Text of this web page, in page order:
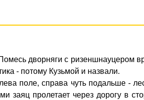
дворняги с ризеншнауцером
- потому Кузьмой и назвали.
поле, справа чуть подальше -
заяц пролетает через дорогу в